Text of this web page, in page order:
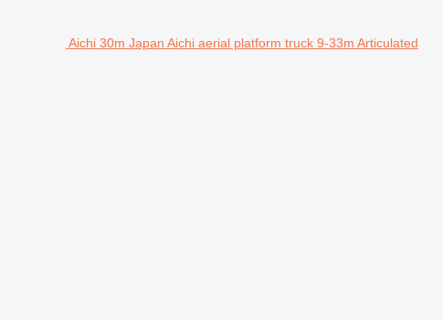
Aichi 30m Japan Aichi aerial platform truck 9-33m Articulated